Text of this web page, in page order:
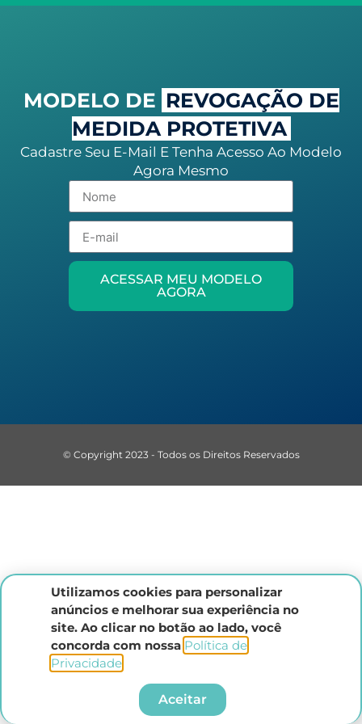
MODELO DE REVOGAÇÃO DE
MEDIDA PROTETIVA
Cadastre Seu E-Mail E Tenha Acesso Ao Modelo
Agora Mesmo
ACESSAR MEU MODELO
AGORA
© Copyright 2023 - Todos os Direitos Reservados
Utilizamos cookies para personalizar
anúncios e melhorar sua experiência no
site. Ao clicar no botão ao lado, você
concorda com nossa Política de
Privacidade.​
Aceitar